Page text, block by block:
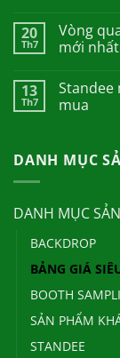
20
Th7
Vòng
mới
13
Th7
Standee
mua
DANH MỤC
DANH MỤC
BACKDROP
BẢNG GIÁ
BOOTH
SẢN PHẨM
STANDEE